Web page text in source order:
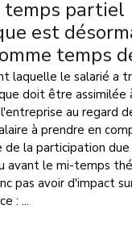
temps partiel
est
temps
laquelle le salarié a
doit être assimilée
au regard
à prendre en
de la participation due
avant le mi-temps
pas avoir d'impact
: ...